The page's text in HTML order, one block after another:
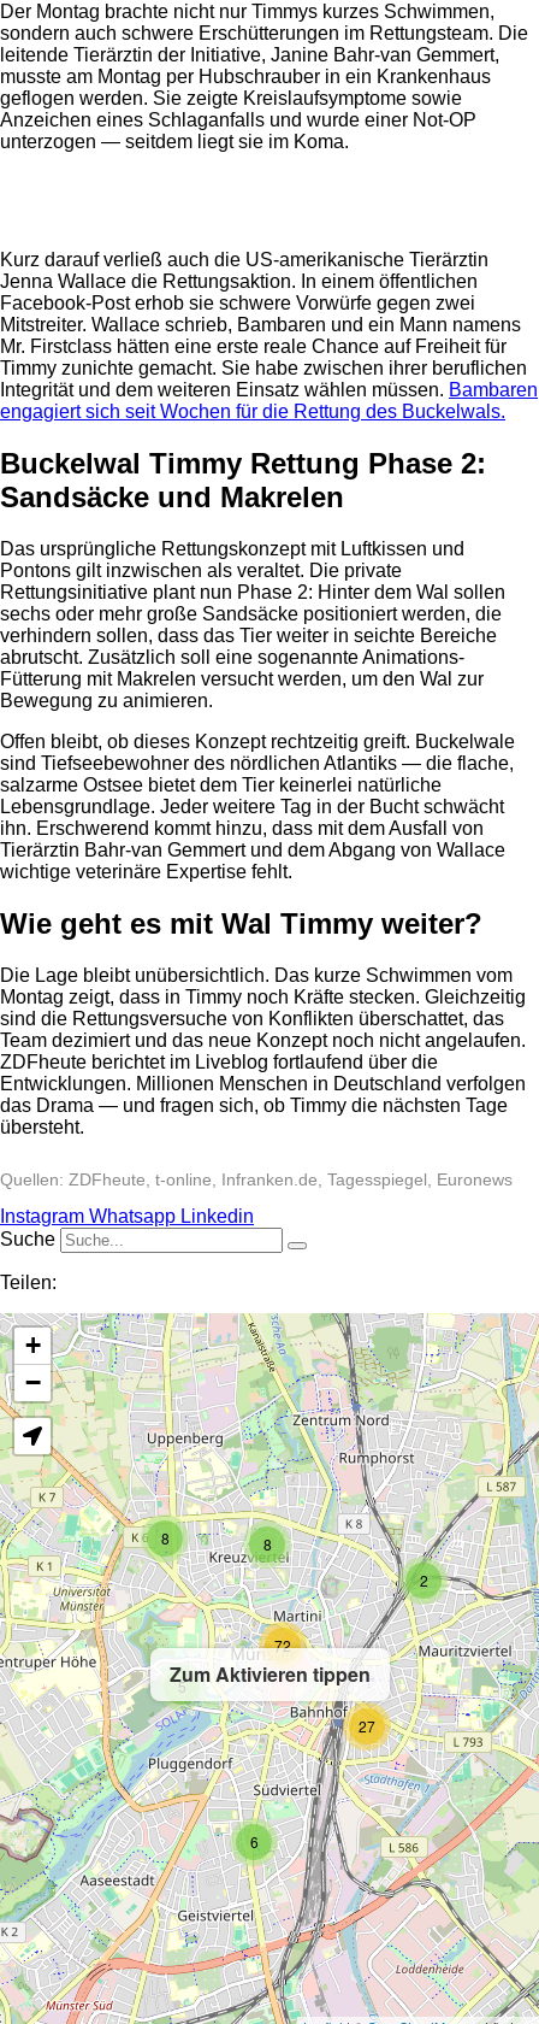
Der Montag brachte nicht nur Timmys kurzes Schwimmen,
sondern auch schwere Erschütterungen im Rettungsteam. Die
leitende Tierärztin der Initiative, Janine Bahr-van Gemmert,
musste am Montag per Hubschrauber in ein Krankenhaus
geflogen werden. Sie zeigte Kreislaufsymptome sowie
Anzeichen eines Schlaganfalls und wurde einer Not-OP
unterzogen — seitdem liegt sie im Koma.
Kurz darauf verließ auch die US-amerikanische Tierärztin
Jenna Wallace die Rettungsaktion. In einem öffentlichen
Facebook-Post erhob sie schwere Vorwürfe gegen zwei
Mitstreiter. Wallace schrieb, Bambaren und ein Mann namens
Mr. Firstclass hätten eine erste reale Chance auf Freiheit für
Timmy zunichte gemacht. Sie habe zwischen ihrer beruflichen
Integrität und dem weiteren Einsatz wählen müssen. Bambaren
engagiert sich seit Wochen für die Rettung des Buckelwals.
Buckelwal Timmy Rettung Phase 2:
Sandsäcke und Makrelen
Das ursprüngliche Rettungskonzept mit Luftkissen und
Pontons gilt inzwischen als veraltet. Die private
Rettungsinitiative plant nun Phase 2: Hinter dem Wal sollen
sechs oder mehr große Sandsäcke positioniert werden, die
verhindern sollen, dass das Tier weiter in seichte Bereiche
abrutscht. Zusätzlich soll eine sogenannte Animations-
Fütterung mit Makrelen versucht werden, um den Wal zur
Bewegung zu animieren.
Offen bleibt, ob dieses Konzept rechtzeitig greift. Buckelwale
sind Tiefseebewohner des nördlichen Atlantiks — die flache,
salzarme Ostsee bietet dem Tier keinerlei natürliche
Lebensgrundlage. Jeder weitere Tag in der Bucht schwächt
ihn. Erschwerend kommt hinzu, dass mit dem Ausfall von
Tierärztin Bahr-van Gemmert und dem Abgang von Wallace
wichtige veterinäre Expertise fehlt.
Wie geht es mit Wal Timmy weiter?
Die Lage bleibt unübersichtlich. Das kurze Schwimmen vom
Montag zeigt, dass in Timmy noch Kräfte stecken. Gleichzeitig
sind die Rettungsversuche von Konflikten überschattet, das
Team dezimiert und das neue Konzept noch nicht angelaufen.
ZDFheute berichtet im Liveblog fortlaufend über die
Entwicklungen. Millionen Menschen in Deutschland verfolgen
das Drama — und fragen sich, ob Timmy die nächsten Tage
übersteht.
Quellen: ZDFheute, t-online, Infranken.de, Tagesspiegel, Euronews
Instagram Whatsapp Linkedin
Suche
Teilen:
Zum Aktivieren tippen
2
8
6
8
27
5
72
+
−